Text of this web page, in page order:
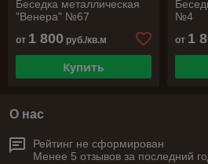
Беседка металлическая
"Венера" №67
от 1 800 руб./кв.м
Купить
№4
от 1
О нас
Рейтинг не сформирован
Менее 5 отзывов за последний